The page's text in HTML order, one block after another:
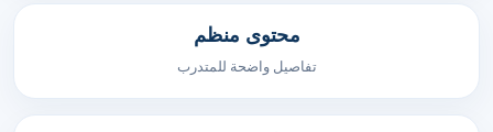
محتوى منظم
تفاصيل واضحة للمتدرب